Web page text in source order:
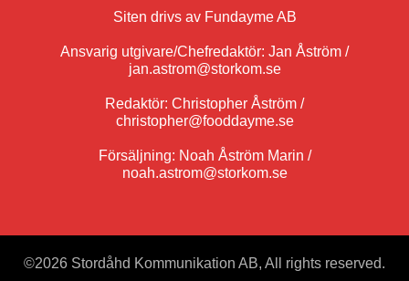
Siten drivs av Fundayme AB
Ansvarig utgivare/Chefredaktör: Jan Åström /
jan.astrom@storkom.se
Redaktör: Christopher Åström /
christopher@fooddayme.se
Försäljning: Noah Åström Marin /
noah.astrom@storkom.se
©2026 Stordåhd Kommunikation AB, All rights reserved.